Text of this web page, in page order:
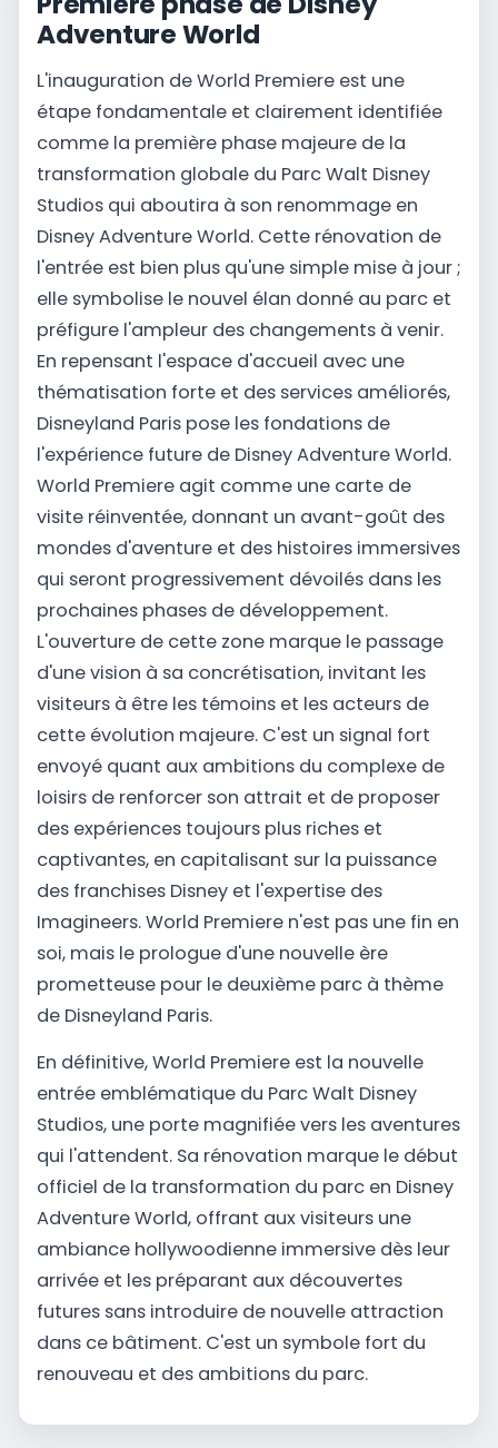
Adventure World
L'inauguration de World Premiere est une
étape fondamentale et clairement identifiée
comme la première phase majeure de la
transformation globale du Parc Walt Disney
Studios qui aboutira à son renommage en
Disney Adventure World. Cette rénovation de
l'entrée est bien plus qu'une simple mise à jour ;
elle symbolise le nouvel élan donné au parc et
préfigure l'ampleur des changements à venir.
En repensant l'espace d'accueil avec une
thématisation forte et des services améliorés,
Disneyland Paris pose les fondations de
l'expérience future de Disney Adventure World.
World Premiere agit comme une carte de
visite réinventée, donnant un avant-goût des
mondes d'aventure et des histoires immersives
qui seront progressivement dévoilés dans les
prochaines phases de développement.
L'ouverture de cette zone marque le passage
d'une vision à sa concrétisation, invitant les
visiteurs à être les témoins et les acteurs de
cette évolution majeure. C'est un signal fort
envoyé quant aux ambitions du complexe de
loisirs de renforcer son attrait et de proposer
des expériences toujours plus riches et
captivantes, en capitalisant sur la puissance
des franchises Disney et l'expertise des
Imagineers. World Premiere n'est pas une fin en
soi, mais le prologue d'une nouvelle ère
prometteuse pour le deuxième parc à thème
de Disneyland Paris.
En définitive, World Premiere est la nouvelle
entrée emblématique du Parc Walt Disney
Studios, une porte magnifiée vers les aventures
qui l'attendent. Sa rénovation marque le début
officiel de la transformation du parc en Disney
Adventure World, offrant aux visiteurs une
ambiance hollywoodienne immersive dès leur
arrivée et les préparant aux découvertes
futures sans introduire de nouvelle attraction
dans ce bâtiment. C'est un symbole fort du
renouveau et des ambitions du parc.